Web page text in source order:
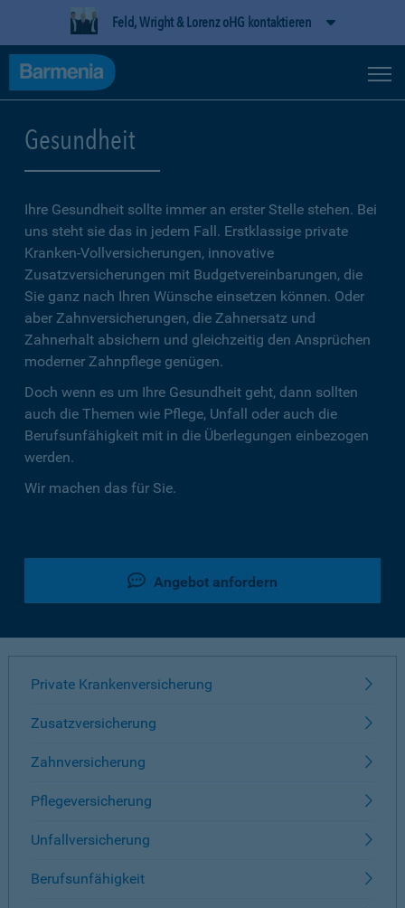
Feld, Wright & Lorenz oHG kontaktieren
Gesundheit
Ihre Gesundheit sollte immer an erster Stelle stehen. Bei
uns steht sie das in jedem Fall. Erstklassige private
Kranken-Vollversicherungen, innovative
Zusatzversicherungen mit Budgetvereinbarungen, die
Sie ganz nach Ihren Wünsche einsetzen können. Oder
aber Zahnversicherungen, die Zahnersatz und
Zahnerhalt absichern und gleichzeitig den Ansprüchen
moderner Zahnpflege genügen.
Doch wenn es um Ihre Gesundheit geht, dann sollten
auch die Themen wie Pflege, Unfall oder auch die
Berufsunfähigkeit mit in die Überlegungen einbezogen
werden.
Wir machen das für Sie.
Angebot anfordern
Private Krankenversicherung
Zusatzversicherung
Zahnversicherung
Pflegeversicherung
Unfallversicherung
Berufsunfähigkeit